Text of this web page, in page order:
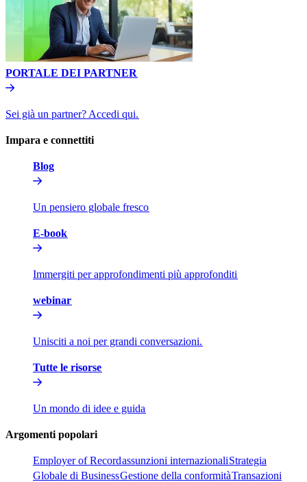
PORTALE DEI PARTNER​​
Sei già un partner? Accedi qui.​​
Impara e connettiti​​
Blog​​
Un pensiero globale fresco​​
E-book​​
Immergiti per approfondimenti più approfonditi​​
webinar​​
Unisciti a noi per grandi conversazioni.​​
Tutte le risorse​​
Un mondo di idee e guida​​
Argomenti popolari​​
Employer of Record​​assunzioni internazionali​​Strategia
Globale di Business​​Gestione della conformità​​Transazioni